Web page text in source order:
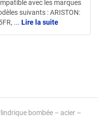
bombée – acier –
avec les marques
suivants : ARISTON:
... Lire la suite